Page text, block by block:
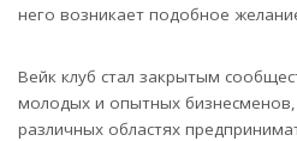
него возникает подобное
Вейк клуб стал закрытым
молодых и опытных
различных областях